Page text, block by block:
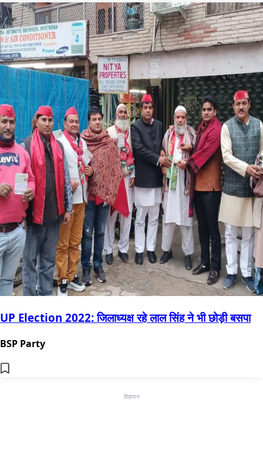
UP Election 2022: जिलाध्यक्ष रहे लाल सिंह ने भी छोड़ी बसपा
BSP Party
विज्ञापन